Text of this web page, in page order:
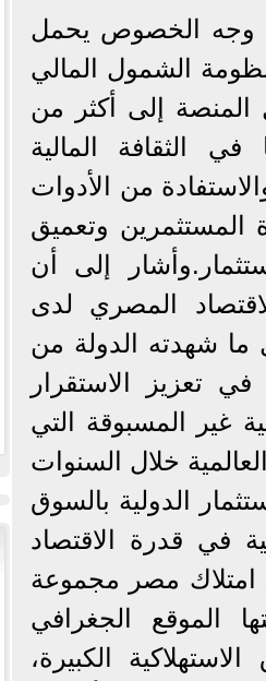
وجه الخصوص يحمل
الشمول المالي
إلى أكثر من
الثقافة المالية
من الأدوات
المستثمرين وتعميق
إلى أن
المصري لدى
ما شهدته الدولة من
تعزيز الاستقرار
غير المسبوقة التي
خلال السنوات
الدولية بالسوق
في قدرة الاقتصاد
امتلاك مصر مجموعة
الموقع الجغرافي
الكبيرة،